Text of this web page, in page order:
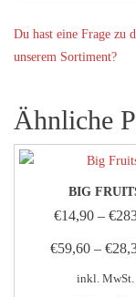
Du hast eine Frage zu
unserem Sortiment?
Ähnliche
BIG
€14,90 –€
€59,60 –€
inkl. MwSt.